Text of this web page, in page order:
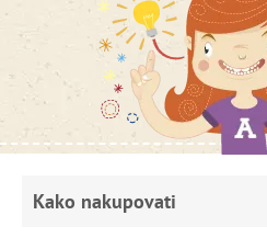
Kako nakupovati